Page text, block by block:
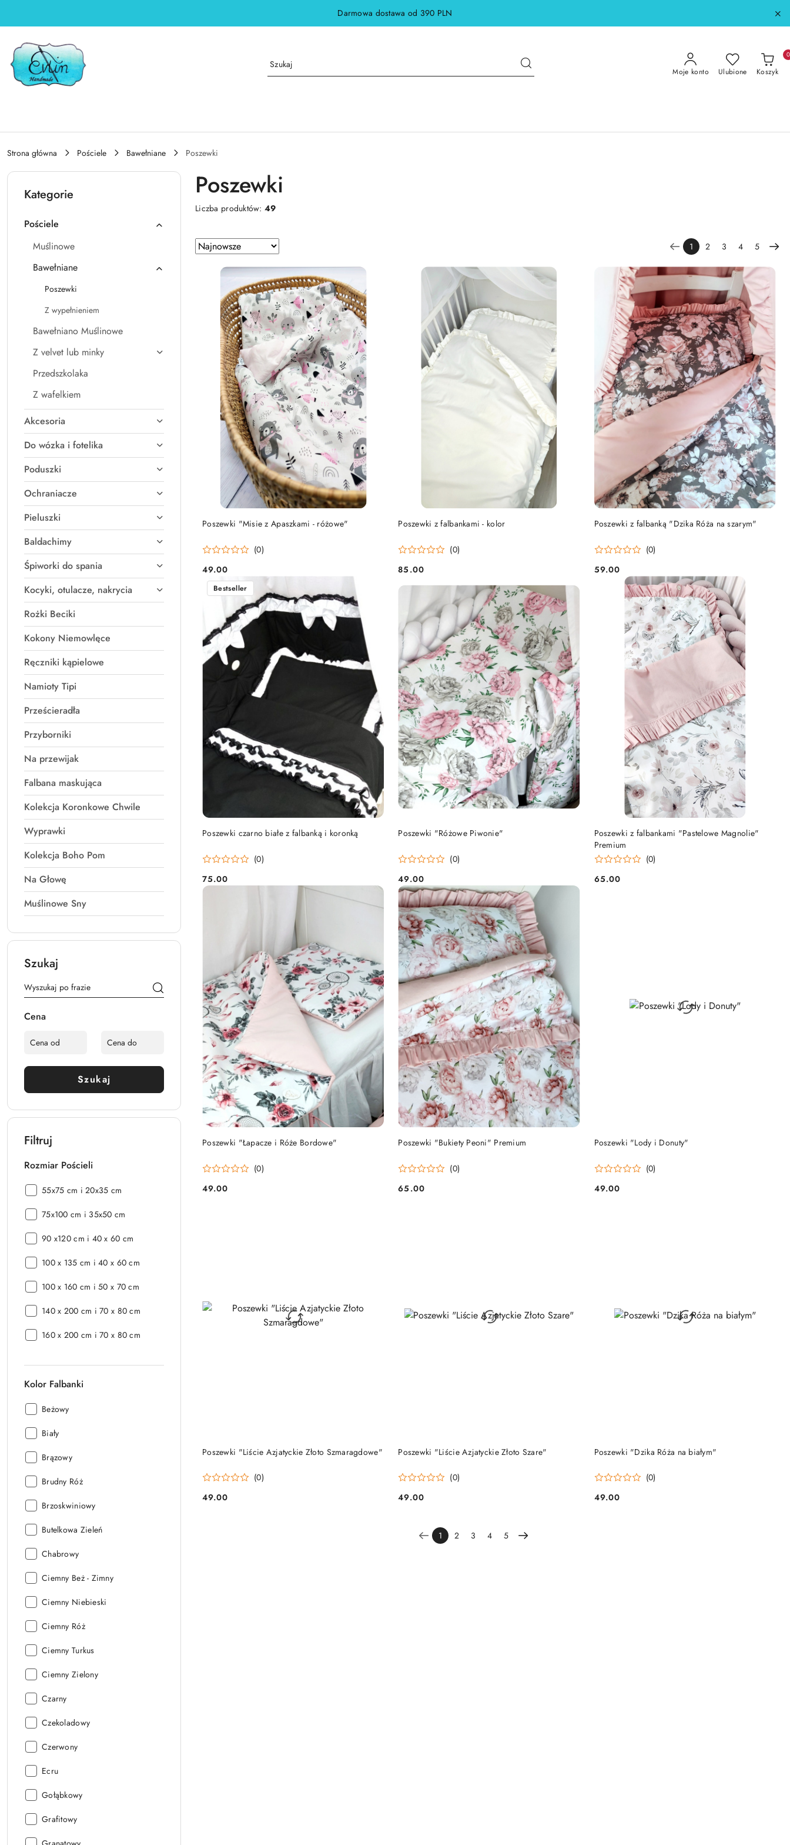
Darmowa dostawa od 390 PLN
Moje konto Ulubione Koszyk
0
Strona główna Pościele Bawełniane Poszewki
Kategorie
Pościele
Muślinowe
Bawełniane
Poszewki
Z wypełnieniem
Bawełniano Muślinowe
Z velvet lub minky
Przedszkolaka
Z wafelkiem
Akcesoria
Do wózka i fotelika
Poduszki
Ochraniacze
Pieluszki
Baldachimy
Śpiworki do spania
Kocyki, otulacze, nakrycia
Rożki Beciki
Kokony Niemowlęce
Ręczniki kąpielowe
Namioty Tipi
Prześcieradła
Przyborniki
Na przewijak
Falbana maskująca
Kolekcja Koronkowe Chwile
Wyprawki
Kolekcja Boho Pom
Na Głowę
Muślinowe Sny
Szukaj
Cena
Szukaj
Filtruj
Rozmiar Pościeli
Rozmiar
55x75 cm i 20x35 cm
Rozmiar
75x100 cm i 35x50 cm
Rozmiar
90 x120 cm i 40 x 60 cm
Rozmiar
100 x 135 cm i 40 x 60 cm
Rozmiar
100 x 160 cm i 50 x 70 cm
Rozmiar
140 x 200 cm i 70 x 80 cm
Rozmiar
160 x 200 cm i 70 x 80 cm
Kolor Falbanki
Kolor
Beżowy
Kolor
Biały
Kolor
Brązowy
Kolor
Brudny Róż
Kolor
Brzoskwiniowy
Kolor
Butelkowa Zieleń
Kolor
Chabrowy
Kolor
Ciemny Beż - Zimny
Kolor
Ciemny Niebieski
Kolor
Ciemny Róż
Kolor
Ciemny Turkus
Kolor
Ciemny Zielony
Kolor
Czarny
Kolor
Czekoladowy
Kolor
Czerwony
Kolor
Ecru
Kolor
Gołąbkowy
Kolor
Grafitowy
Kolor
Poszewki
Liczba produktów:49
Zastosowano
sortowanie:
Najnowsze.
Sortuj
według
1 2 3 4 5
Poszewki "Misie z Apaszkami - różowe"
(0)
Cena:
49.00
DO KOSZYKA Poszewki z falbankami - kolor
(0)
Cena:
85.00
DO KOSZYKA Poszewki z falbanką "Dzika Róża na szarym"
(0)
Cena:
59.00
DO KOSZYKA
Poszewki czarno białe z falbanką i koronką
(0)
Cena:
75.00
Bestseller
DO KOSZYKA Poszewki "Różowe Piwonie"
(0)
Cena:
49.00
DO KOSZYKA
Poszewki z falbankami "Pastelowe Magnolie"
Premium
(0)
Cena:
65.00
DO KOSZYKA
Poszewki "Łapacze i Róże Bordowe"
(0)
Cena:
49.00
DO KOSZYKA Poszewki "Bukiety Peoni" Premium
(0)
Cena:
65.00
DO KOSZYKA Poszewki "Lody i Donuty"
(0)
Cena:
49.00
DO KOSZYKA
Poszewki "Liście Azjatyckie Złoto Szmaragdowe"
(0)
Cena:
49.00
DO KOSZYKA Poszewki "Liście Azjatyckie Złoto Szare"
(0)
Cena:
49.00
DO KOSZYKA Poszewki "Dzika Róża na białym"
(0)
Cena:
49.00
DO KOSZYKA
1 2 3 4 5